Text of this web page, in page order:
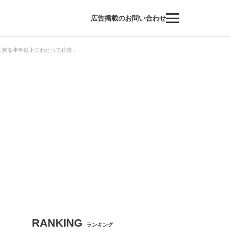
広告掲載のお問い合わせ
を半年以上にわたって往復」
RANKING ランキング